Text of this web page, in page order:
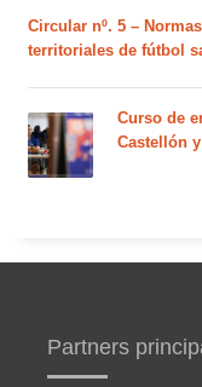
Circular nº. 5 –
territoriales de fútbol
Curso de
Castellón
Partners